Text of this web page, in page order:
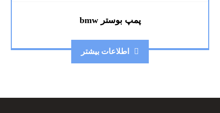
پمپ بوستر bmw
اطلاعات بیشتر